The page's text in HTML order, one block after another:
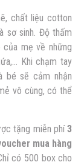
chất liệu cotton
sơ sinh. Độ thấm
mẹ về những
Khi chạm tay
bé sẽ cảm nhận
vô cùng, có thể
tặng miễn phí3
mua hàng
có 500 box cho